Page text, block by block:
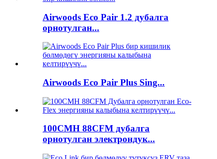
Airwoods Eco Pair 1.2 дубалга
орнотулган...
Airwoods Eco Pair Plus Sing...
100CMH 88CFM дубалга
орнотулган электрондук...